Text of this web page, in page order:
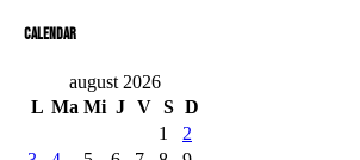
Calendar
august 2026
L Ma Mi J V S D
1
2